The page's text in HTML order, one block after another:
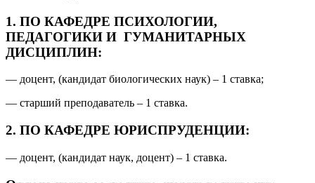
1. ПО КАФЕДРЕ ПСИХОЛОГИИ,
ПЕДАГОГИКИ И ГУМАНИТАРНЫХ
ДИСЦИПЛИН:
— доцент, (кандидат биологических наук) – 1 ставка;
— старший преподаватель – 1 ставка.
2. ПО КАФЕДРЕ ЮРИСПРУДЕНЦИИ:
— доцент, (кандидат наук, доцент) – 1 ставка.